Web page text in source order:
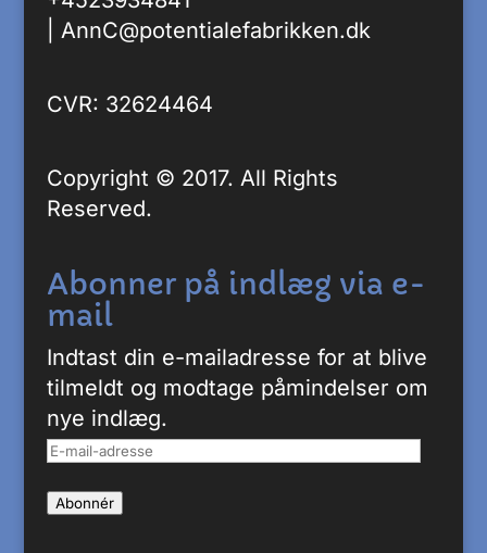
AnnC@potentialefabrikken.dk
CVR: 32624464
Copyright © 2017. All Rights
Reserved.
Abonner på indlæg via e-
mail
Indtast din e-mailadresse for at blive
tilmeldt og modtage påmindelser om
nye indlæg.
E-
adresse
Abonnér